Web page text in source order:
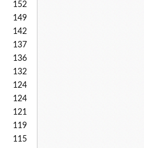
152
149
142
137
136
132
124
124
121
119
115